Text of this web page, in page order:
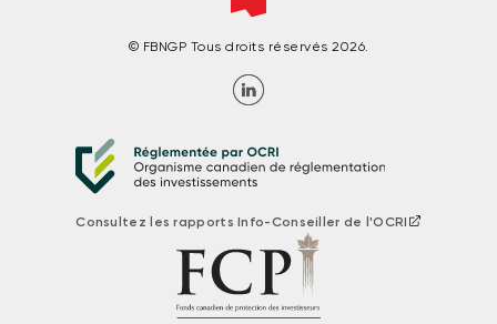
© FBNGP Tous droits réservés 2026.
Consultez les rapports Info-Conseiller de l'OCRI